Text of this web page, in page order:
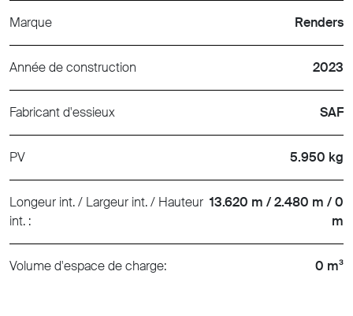
Marque Renders
Année de construction 2023
Fabricant d'essieux SAF
PV 5.950 kg
Longeur int. / Largeur int. / Hauteur
int. :
13.620 m / 2.480 m / 0
m
Volume d'espace de charge: 0 m³